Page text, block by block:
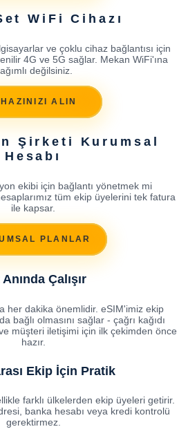
WiFi Cihazı
ve çoklu cihaz bağlantısı için
4G ve 5G sağlar. Mekan WiFi'ına
değilsiniz.
ALIN
Şirketi Kurumsal
Hesabı
ekibi için bağlantı yönetmek mi
tüm ekip üyelerini tek fatura
ile kapsar.
PLANLAR
Çalışır
her dakika önemlidir. eSIM'imiz ekip
bağlı olmasını sağlar - çağrı kağıdı
müşteri iletişimi için ilk çekimden önce
hazır.
Ekip İçin Pratik
farklı ülkelerden ekip üyeleri getirir.
banka hesabı veya kredi kontrolü
gerektirmez.